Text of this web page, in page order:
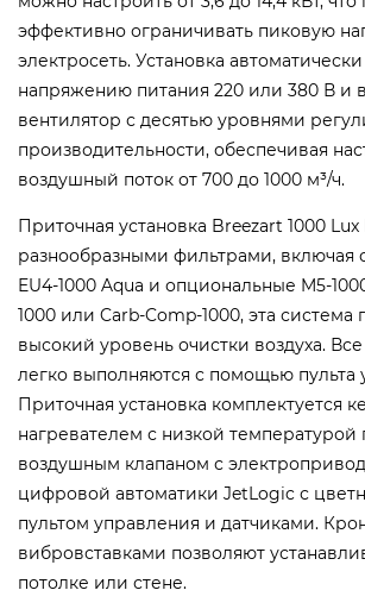
эффективно ограничивать пиковую
электросеть. Установка
напряжению питания 220 или 380 В и
вентилятор с десятью уровнями
производительности, обеспечивая
воздушный поток от 700 до 1000 м³/ч.
Приточная установка Breezart 1000
разнообразными фильтрами, включая
EU4-1000 Aqua и опциональные M5-
1000 или Carb-Comp-1000, эта система
высокий уровень очистки воздуха.
легко выполняются с помощью пульта
Приточная установка комплектуется
нагревателем с низкой температурой
воздушным клапаном с
цифровой автоматики JetLogic с
пультом управления и датчиками.
вибровставками позволяют
потолке или стене.